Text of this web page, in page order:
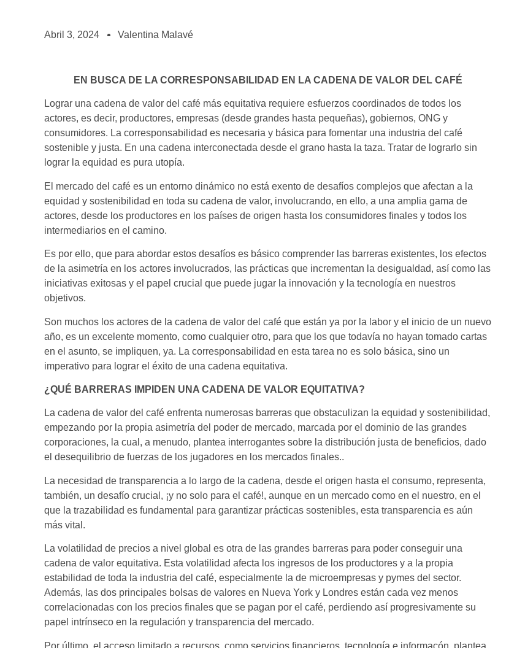
Abril 3, 2024 Valentina Malavé
EN BUSCA DE LA CORRESPONSABILIDAD EN LA CADENA DE VALOR DEL CAFÉ
Lograr una cadena de valor del café más equitativa requiere esfuerzos coordinados de todos los
actores, es decir, productores, empresas (desde grandes hasta pequeñas), gobiernos, ONG y
consumidores. La corresponsabilidad es necesaria y básica para fomentar una industria del café
sostenible y justa. En una cadena interconectada desde el grano hasta la taza. Tratar de lograrlo sin
lograr la equidad es pura utopía.
El mercado del café es un entorno dinámico no está exento de desafíos complejos que afectan a la
equidad y sostenibilidad en toda su cadena de valor, involucrando, en ello, a una amplia gama de
actores, desde los productores en los países de origen hasta los consumidores finales y todos los
intermediarios en el camino.
Es por ello, que para abordar estos desafíos es básico comprender las barreras existentes, los efectos
de la asimetría en los actores involucrados, las prácticas que incrementan la desigualdad, así como las
iniciativas exitosas y el papel crucial que puede jugar la innovación y la tecnología en nuestros
objetivos.
Son muchos los actores de la cadena de valor del café que están ya por la labor y el inicio de un nuevo
año, es un excelente momento, como cualquier otro, para que los que todavía no hayan tomado cartas
en el asunto, se impliquen, ya. La corresponsabilidad en esta tarea no es solo básica, sino un
imperativo para lograr el éxito de una cadena equitativa.
¿QUÉ BARRERAS IMPIDEN UNA CADENA DE VALOR EQUITATIVA?
La cadena de valor del café enfrenta numerosas barreras que obstaculizan la equidad y sostenibilidad,
empezando por la propia asimetría del poder de mercado, marcada por el dominio de las grandes
corporaciones, la cual, a menudo, plantea interrogantes sobre la distribución justa de beneficios, dado
el desequilibrio de fuerzas de los jugadores en los mercados finales..
La necesidad de transparencia a lo largo de la cadena, desde el origen hasta el consumo, representa,
también, un desafío crucial, ¡y no solo para el café!, aunque en un mercado como en el nuestro, en el
que la trazabilidad es fundamental para garantizar prácticas sostenibles, esta transparencia es aún
más vital.
La volatilidad de precios a nivel global es otra de las grandes barreras para poder conseguir una
cadena de valor equitativa. Esta volatilidad afecta los ingresos de los productores y a la propia
estabilidad de toda la industria del café, especialmente la de microempresas y pymes del sector.
Además, las dos principales bolsas de valores en Nueva York y Londres están cada vez menos
correlacionadas con los precios finales que se pagan por el café, perdiendo así progresivamente su
papel intrínseco en la regulación y transparencia del mercado.
Por último, el acceso limitado a recursos, como servicios financieros, tecnología e informacón, plantea